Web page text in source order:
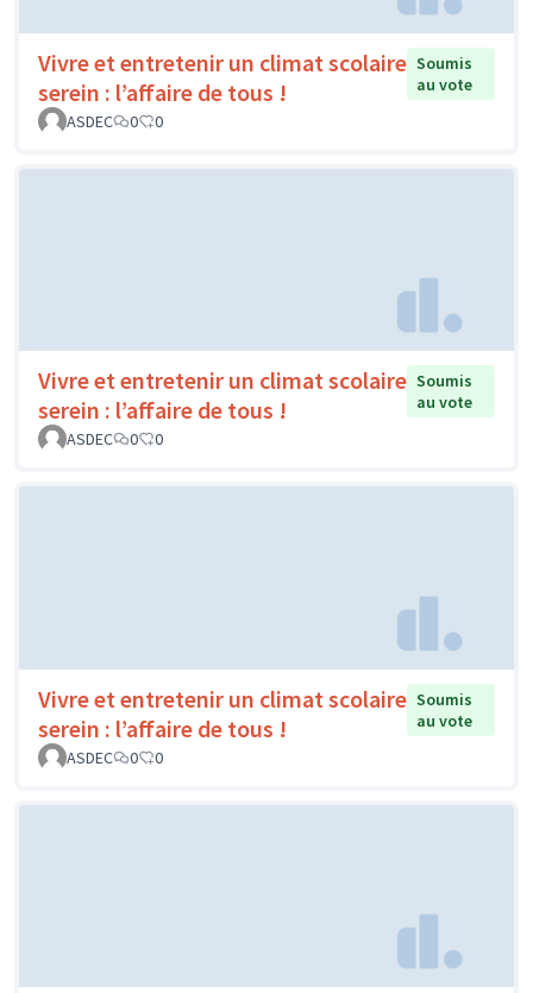
Vivre et entretenir un climat scolaire
serein : l’affaire de tous !
Soumis
au vote
ASDEC
0 0
Vivre et entretenir un climat scolaire
serein : l’affaire de tous !
Soumis
au vote
ASDEC
0 0
Vivre et entretenir un climat scolaire
serein : l’affaire de tous !
Soumis
au vote
ASDEC
0 0